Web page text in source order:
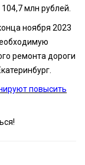
млн рублей.
ноября 2023
ремонта дороги
повысить